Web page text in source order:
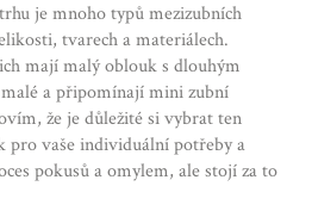
je mnoho typů mezizubních
tvarech a materiálech.
mají malý oblouk s dlouhým
a připomínají mini zubní
že je důležité si vybrat ten
pro vaše individuální potřeby a
pokusů a omylem, ale stojí za to